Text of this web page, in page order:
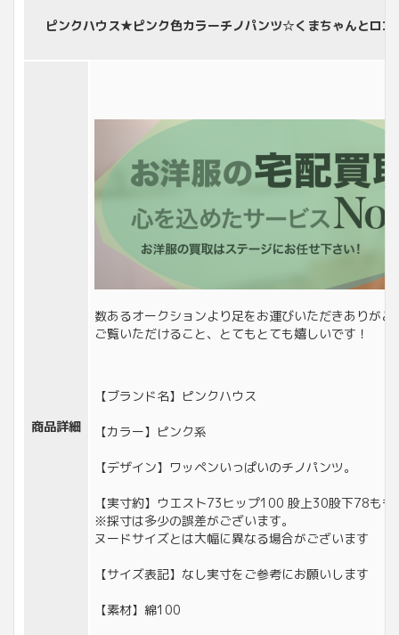
ピンクハウス★ピンク色カラーチノパンツ☆くまちゃんとロ
商品詳細
数あるオークションより足をお運びいただきありがと
ご覧いただけること、とてもとても嬉しいです！
【ブランド名】ピンクハウス
【カラー】ピンク系
【デザイン】ワッペンいっぱいのチノパンツ。
【実寸約】ウエスト73ヒップ100 股上30股下78も
※採寸は多少の誤差がございます。
ヌードサイズとは大幅に異なる場合がございます
【サイズ表記】なし実寸をご参考にお願いします
【素材】綿100